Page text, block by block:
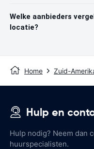
Welke aanbieders
locatie?
Home Zuid-
Hulp en
Hulp nodig? Neem dan
huurspecialisten.